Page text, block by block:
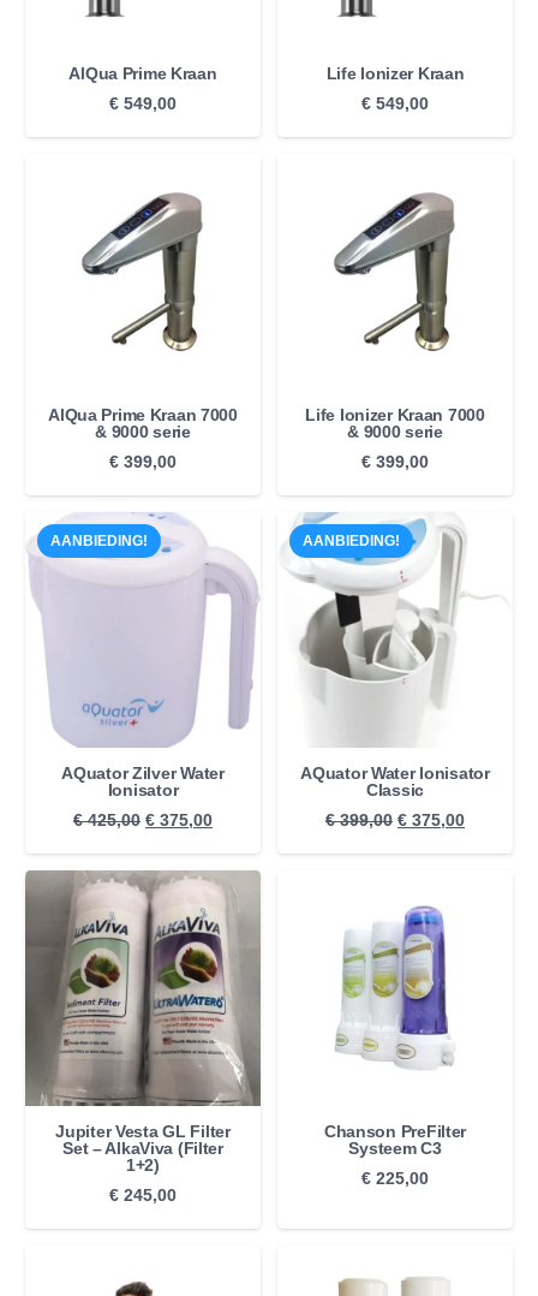
AlQua Prime Kraan
€ 549,00
Life Ionizer Kraan
€ 549,00
AlQua Prime Kraan 7000
& 9000 serie
€ 399,00
Life Ionizer Kraan 7000
& 9000 serie
€ 399,00
AANBIEDING!
AQuator Zilver Water
Ionisator
€425,00 Oorspronkelijke
prijs
was:
€ 425,00.
€ 375,00Huidige
prijs
is:
€ 375,00.
AANBIEDING!
AQuator Water Ionisator
Classic
€399,00 Oorspronkelijke
prijs
€ 399,00.
€ 375,00Huidige
prijs
Jupiter Vesta GL Filter
Set – AlkaViva (Filter
1+2)
€ 245,00
Chanson PreFilter
Systeem C3
€ 225,00